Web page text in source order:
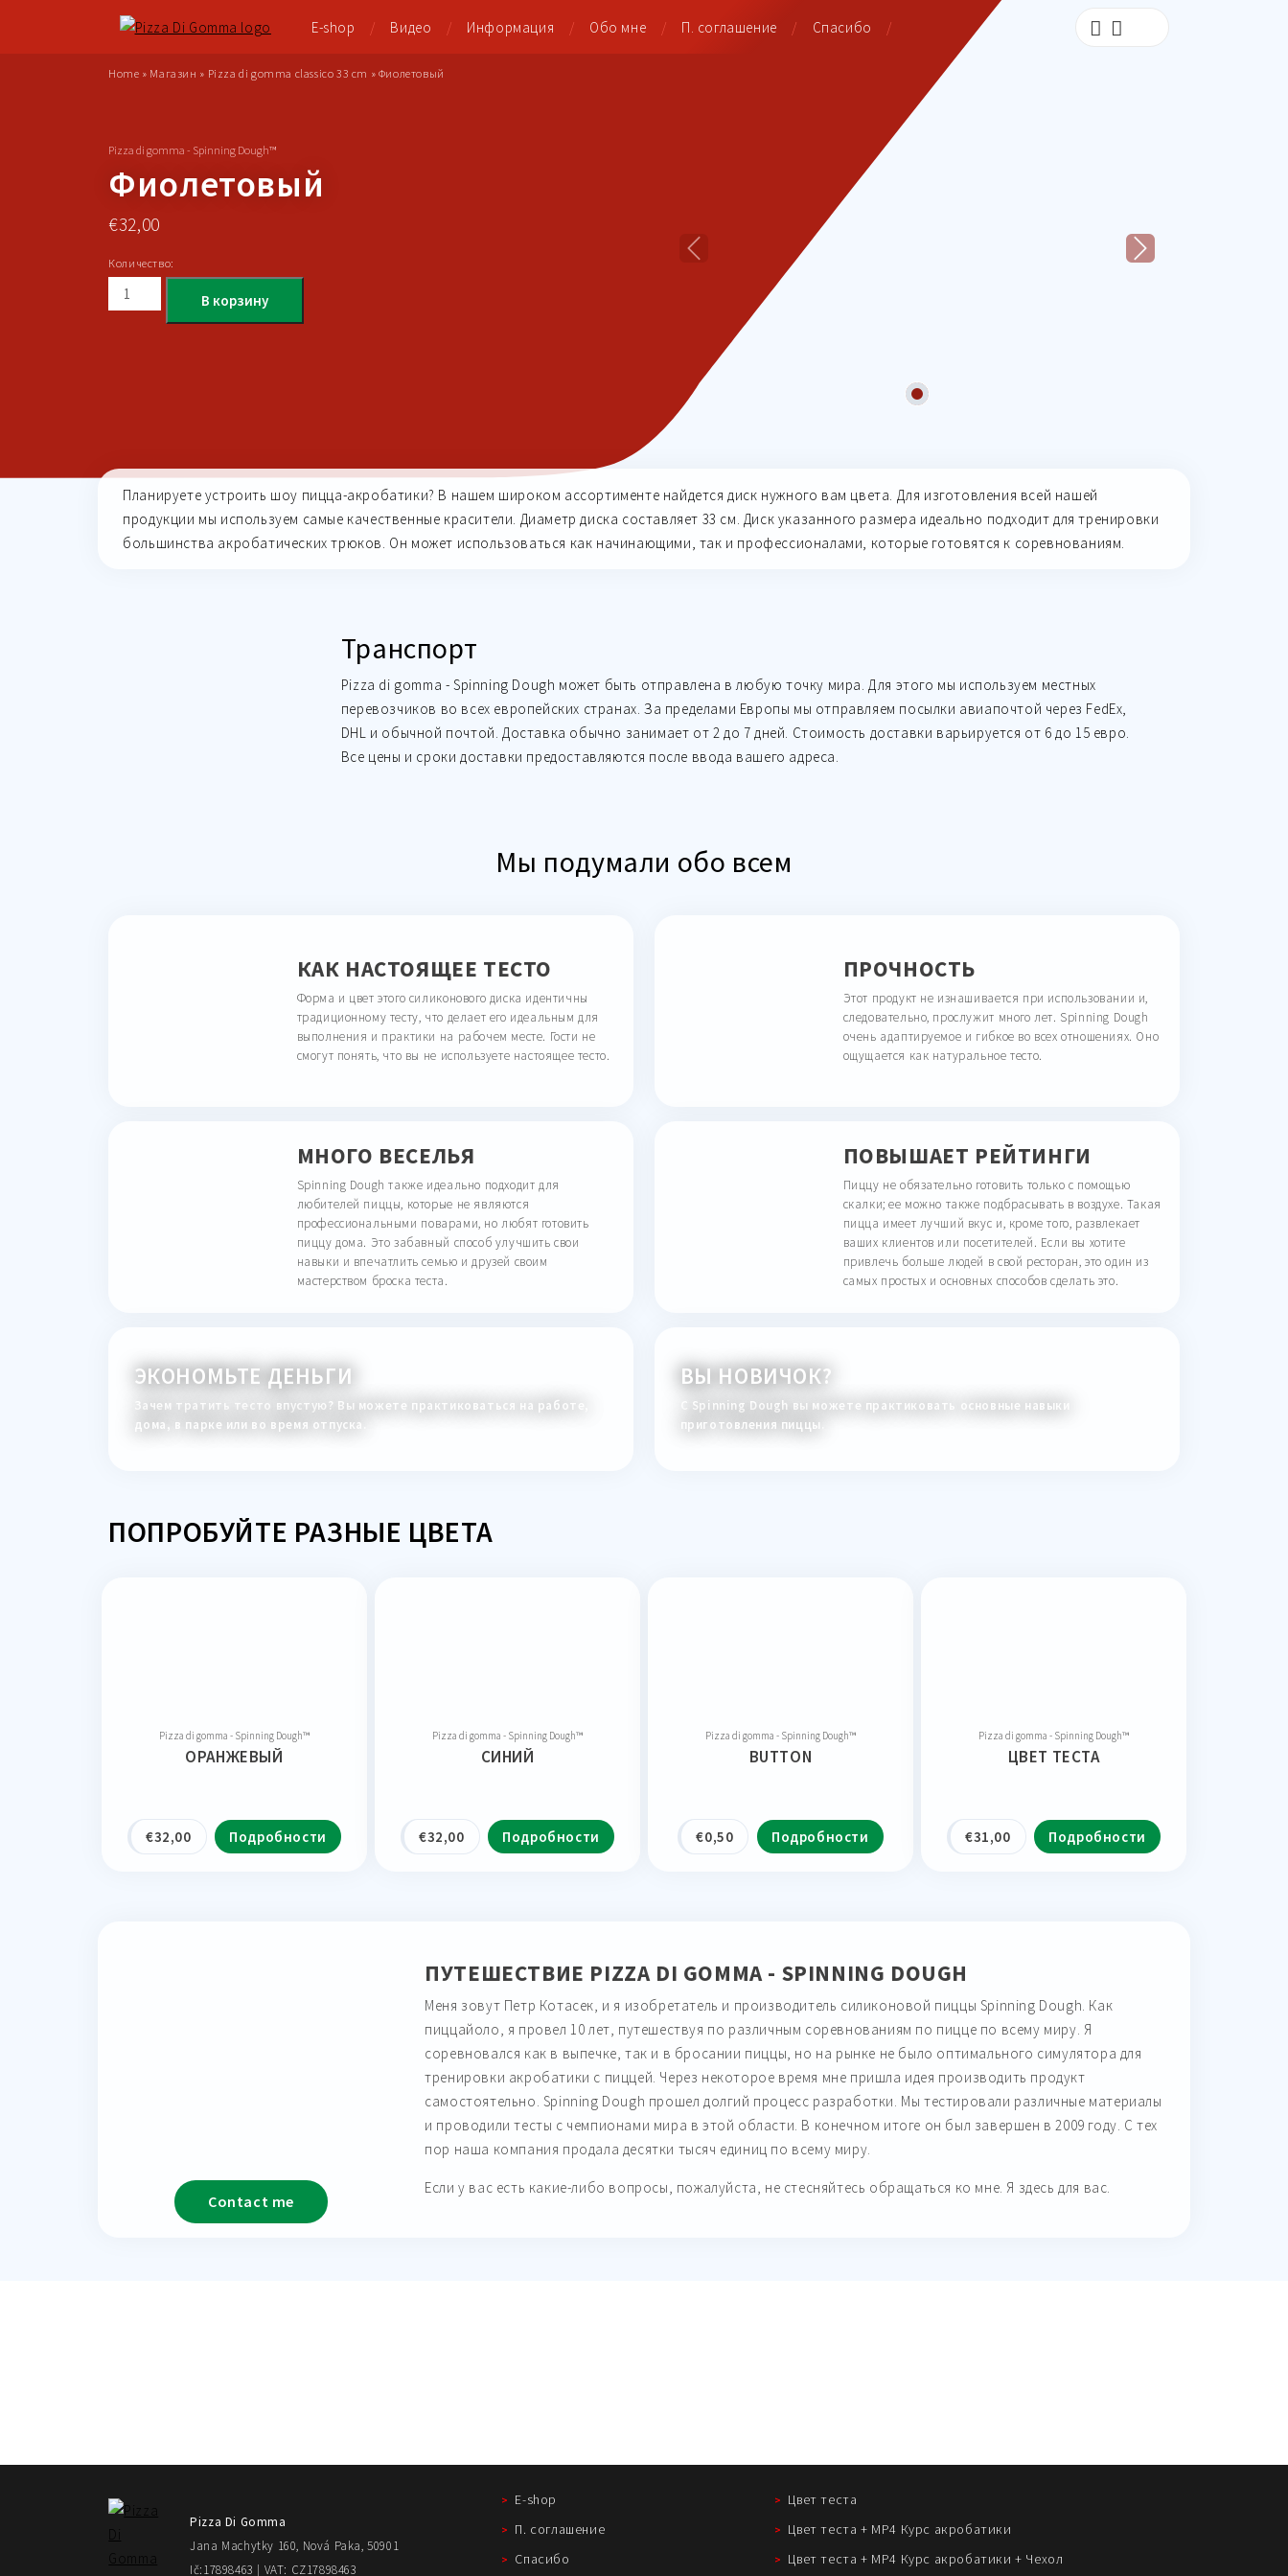
E-shop Видео Информация Обо мне П. соглашение Спасибо
Home » Магазин » Pizza di gomma classico 33 cm » Фиолетовый
Pizza di gomma - Spinning Dough™
Фиолетовый
€32,00
Количество:
В корзину
Previous Next
Планируете устроить шоу пицца-акробатики? В нашем широком ассортименте найдется диск нужного вам цвета. Для изготовления всей нашей
продукции мы используем самые качественные красители. Диаметр диска составляет 33 см. Диск указанного размера идеально подходит для тренировки
большинства акробатических трюков. Он может использоваться как начинающими, так и профессионалами, которые готовятся к соревнованиям.
Транспорт
Pizza di gomma - Spinning Dough может быть отправлена в любую точку мира. Для этого мы используем местных
перевозчиков во всех европейских странах. За пределами Европы мы отправляем посылки авиапочтой через FedEx,
DHL и обычной почтой. Доставка обычно занимает от 2 до 7 дней. Стоимость доставки варьируется от 6 до 15 евро.
Все цены и сроки доставки предоставляются после ввода вашего адреса.
Мы подумали обо всем
КАК НАСТОЯЩЕЕ ТЕСТО
Форма и цвет этого силиконового диска идентичны
традиционному тесту, что делает его идеальным для
выполнения и практики на рабочем месте. Гости не
смогут понять, что вы не используете настоящее тесто.
ПРОЧНОСТЬ
Этот продукт не изнашивается при использовании и,
следовательно, прослужит много лет. Spinning Dough
очень адаптируемое и гибкое во всех отношениях. Оно
ощущается как натуральное тесто.
МНОГО ВЕСЕЛЬЯ
Spinning Dough также идеально подходит для
любителей пиццы, которые не являются
профессиональными поварами, но любят готовить
пиццу дома. Это забавный способ улучшить свои
навыки и впечатлить семью и друзей своим
мастерством броска теста.
ПОВЫШАЕТ РЕЙТИНГИ
Пиццу не обязательно готовить только с помощью
скалки; ее можно также подбрасывать в воздухе. Такая
пицца имеет лучший вкус и, кроме того, развлекает
ваших клиентов или посетителей. Если вы хотите
привлечь больше людей в свой ресторан, это один из
самых простых и основных способов сделать это.
ЭКОНОМЬТЕ ДЕНЬГИ
Зачем тратить тесто впустую? Вы можете практиковаться на работе,
дома, в парке или во время отпуска.
ВЫ НОВИЧОК?
С Spinning Dough вы можете практиковать основные навыки
приготовления пиццы.
ПОПРОБУЙТЕ РАЗНЫЕ ЦВЕТА
Pizza di gomma - Spinning Dough™
ОРАНЖЕВЫЙ
€32,00 Подробности
Pizza di gomma - Spinning Dough™
СИНИЙ
€32,00 Подробности
Pizza di gomma - Spinning Dough™
BUTTON
€0,50 Подробности
Pizza di gomma - Spinning Dough™
ЦВЕТ ТЕСТА
€31,00 Подробности
Contact me
ПУТЕШЕСТВИЕ PIZZA DI GOMMA - SPINNING DOUGH
Меня зовут Петр Котасек, и я изобретатель и производитель силиконовой пиццы Spinning Dough. Как
пиццайоло, я провел 10 лет, путешествуя по различным соревнованиям по пицце по всему миру. Я
соревновался как в выпечке, так и в бросании пиццы, но на рынке не было оптимального симулятора для
тренировки акробатики с пиццей. Через некоторое время мне пришла идея производить продукт
самостоятельно. Spinning Dough прошел долгий процесс разработки. Мы тестировали различные материалы
и проводили тесты с чемпионами мира в этой области. В конечном итоге он был завершен в 2009 году. С тех
пор наша компания продала десятки тысяч единиц по всему миру.
Если у вас есть какие-либо вопросы, пожалуйста, не стесняйтесь обращаться ко мне. Я здесь для вас.
Pizza Di Gomma
Jana Machytky 160, Nová Paka, 50901
Ič:17898463 | VAT: CZ17898463
E-shop
П. соглашение
Спасибо
Цвет теста
Цвет теста + MP4 Курс акробатики
Цвет теста + MP4 Курс акробатики + Чехол